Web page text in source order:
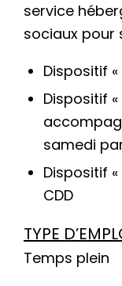
service
sociaux pour
Dispositif «
Dispositif
samedi
Dispositif
CDD
TYPE
Temps plein